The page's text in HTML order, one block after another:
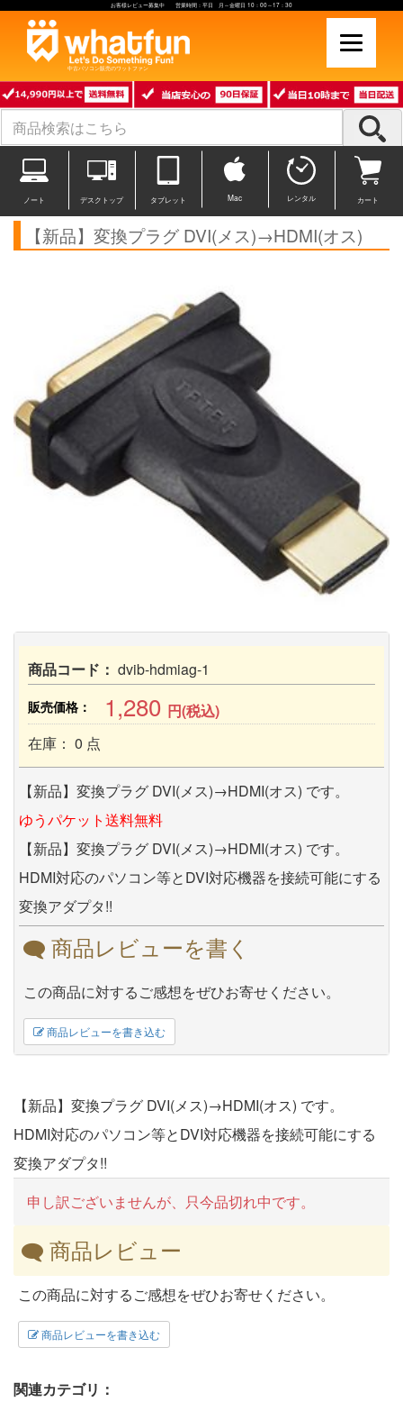
お客様レビュー募集中 営業時間：平日 月～金曜日 10：00～17：30
中古パソコン販売のワットファン
ノート デスクトップ タブレット Mac レンタル カート
【新品】変換プラグ DVI(メス)→HDMI(オス)
商品コード： dvib-hdmiag-1
販売価格： 1,280 円(税込)
在庫： 0 点
【新品】変換プラグ DVI(メス)→HDMI(オス) です。
ゆうパケット送料無料
【新品】変換プラグ DVI(メス)→HDMI(オス) です。
HDMI対応のパソコン等とDVI対応機器を接続可能にする
変換アダプタ!!
商品レビューを書く
この商品に対するご感想をぜひお寄せください。
商品レビューを書き込む
【新品】変換プラグ DVI(メス)→HDMI(オス) です。
HDMI対応のパソコン等とDVI対応機器を接続可能にする
変換アダプタ!!
申し訳ございませんが、只今品切れ中です。
商品レビュー
この商品に対するご感想をぜひお寄せください。
商品レビューを書き込む
関連カテゴリ：